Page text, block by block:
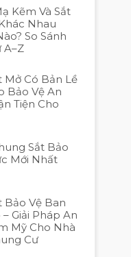
Kẽm Và Sắt
Nhau
So Sánh
A–Z
Mở Có Bản Lề
Bảo Vệ An
Tiện Cho
Sắt Bảo
Mới Nhất
Bảo Vệ Ban
Giải Pháp An
Mỹ Cho Nhà
Cư